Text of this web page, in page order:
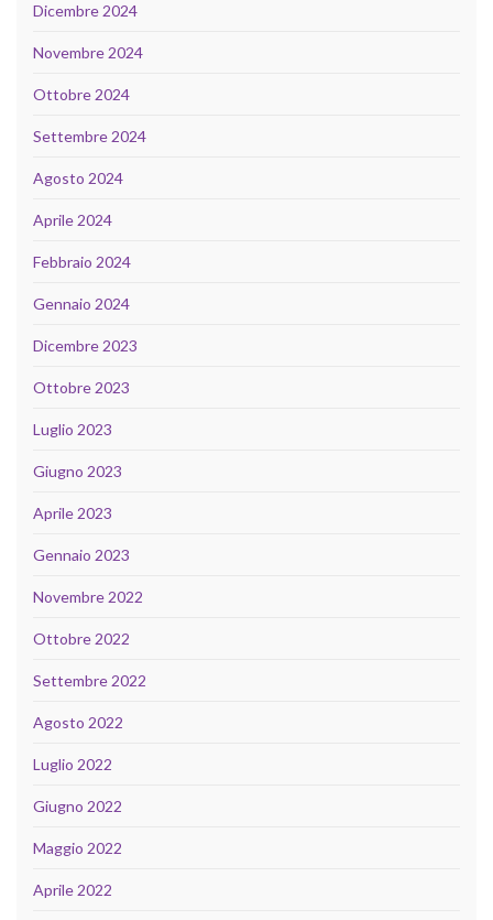
Dicembre 2024
Novembre 2024
Ottobre 2024
Settembre 2024
Agosto 2024
Aprile 2024
Febbraio 2024
Gennaio 2024
Dicembre 2023
Ottobre 2023
Luglio 2023
Giugno 2023
Aprile 2023
Gennaio 2023
Novembre 2022
Ottobre 2022
Settembre 2022
Agosto 2022
Luglio 2022
Giugno 2022
Maggio 2022
Aprile 2022